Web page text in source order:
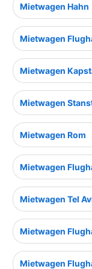
Mietwagen Hahn
Mietwagen
Mietwagen
Mietwagen
Mietwagen Rom
Mietwagen
Mietwagen Tel
Mietwagen
Mietwagen